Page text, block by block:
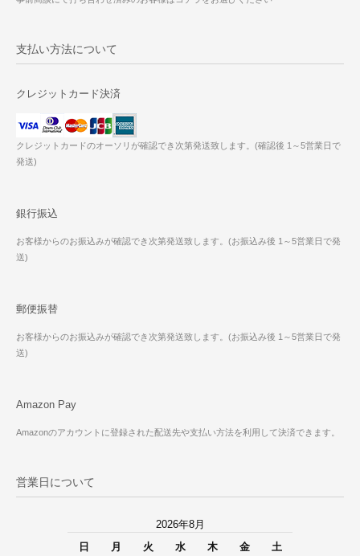
支払い方法について
クレジットカード決済
クレジットカードのオーソリが確認でき次第発送致します。(確認後 1～5営業日で
発送)
銀行振込
お客様からのお振込みが確認でき次第発送致します。(お振込み後 1～5営業日で発
送)
郵便振替
お客様からのお振込みが確認でき次第発送致します。(お振込み後 1～5営業日で発
送)
Amazon Pay
Amazonのアカウントに登録された配送先や支払い方法を利用して決済できます。
営業日について
2026年8月
日
月 火 水 木 金 土